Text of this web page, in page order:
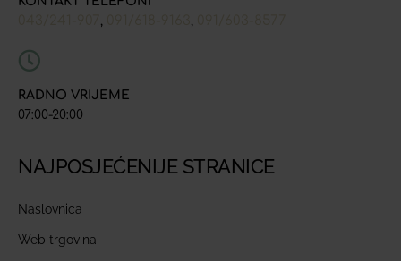
RADNO VRIJEME
07:00-20:00
NAJPOSJEĆENIJE STRANICE
Naslovnica
Web trgovina